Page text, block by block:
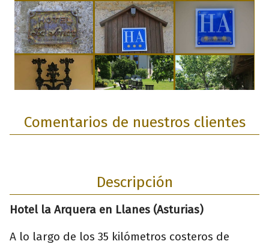
Comentarios de nuestros clientes
Descripción
Hotel la Arquera en Llanes (Asturias)
A lo largo de los 35 kilómetros costeros de